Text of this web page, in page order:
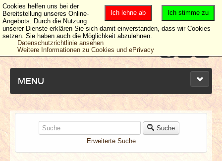
MENU
NEUESTE ARTIKEL
NEWS & DATES
Suche
Erweiterte Suche
Ich stimme zu
Ich lehne ab
Cookies helfen uns bei der
Bereitstellung unseres Online-
Angebots. Durch die Nutzung
unserer Dienste erklären Sie sich damit einverstanden, dass wir Cookies
setzen. Sie haben auch die Möglichkeit abzulehnen.
Datenschutzrichtlinie ansehen
Weitere Informationen zu Cookies und ePrivacy